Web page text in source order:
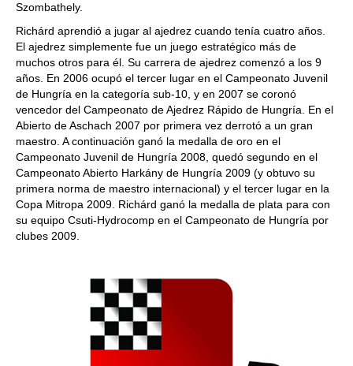
Szombathely.
Richárd aprendió a jugar al ajedrez cuando tenía cuatro años.
El ajedrez simplemente fue un juego estratégico más de
muchos otros para él. Su carrera de ajedrez comenzó a los 9
años. En 2006 ocupó el tercer lugar en el Campeonato Juvenil
de Hungría en la categoría sub-10, y en 2007 se coronó
vencedor del Campeonato de Ajedrez Rápido de Hungría. En el
Abierto de Aschach 2007 por primera vez derrotó a un gran
maestro. A continuación ganó la medalla de oro en el
Campeonato Juvenil de Hungría 2008, quedó segundo en el
Campeonato Abierto Harkány de Hungría 2009 (y obtuvo su
primera norma de maestro internacional) y el tercer lugar en la
Copa Mitropa 2009. Richárd ganó la medalla de plata para con
su equipo Csuti-Hydrocomp en el Campeonato de Hungría por
clubes 2009.